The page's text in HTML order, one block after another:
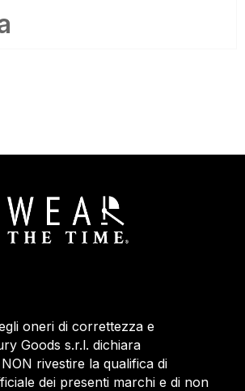
oneri di correttezza e
Goods s.r.l. dichiara
rivestire la qualifica di
dei presenti marchi e di non